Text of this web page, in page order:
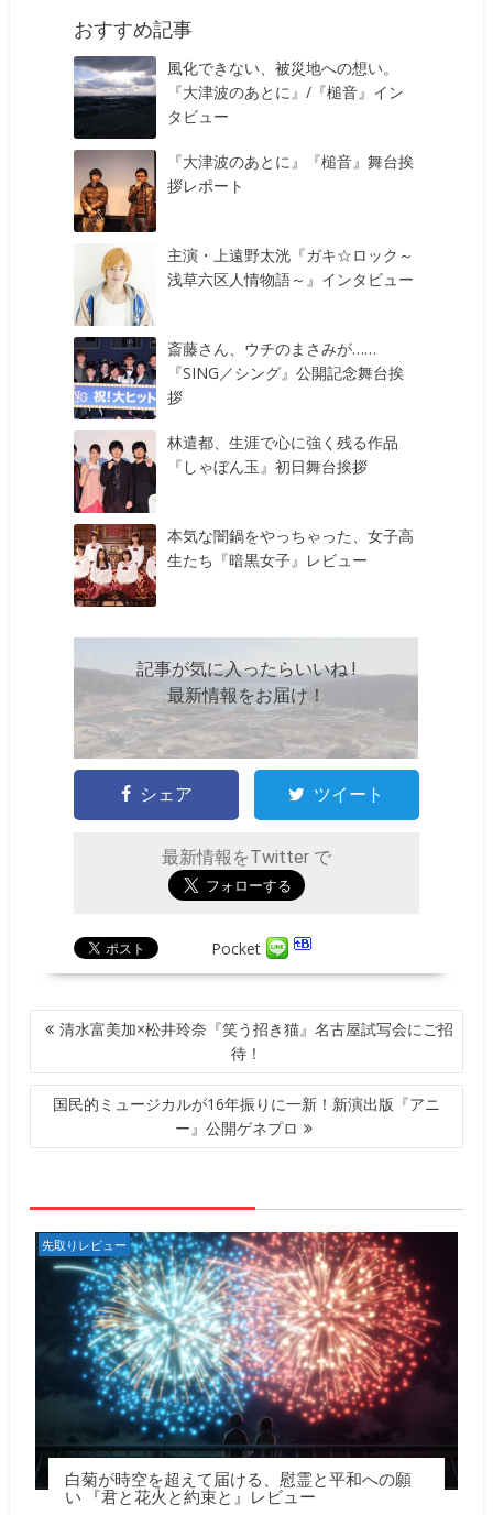
おすすめ記事
風化できない、被災地への想い。
『大津波のあとに』/『槌音』イン
タビュー
『大津波のあとに』『槌音』舞台挨
拶レポート
主演・上遠野太洸『ガキ☆ロック～
浅草六区人情物語～』インタビュー
斎藤さん、ウチのまさみが……
『SING／シング』公開記念舞台挨
拶
林遣都、生涯で心に強く残る作品
『しゃぼん玉』初日舞台挨拶
本気な闇鍋をやっちゃった、女子高
生たち『暗黒女子』レビュー
記事が気に入ったらいいね !
最新情報をお届け！
シェア ツイート
最新情報をTwitter で
Pocket
投
ナ
ビ
ー
ン
清水富美加×松井玲奈『笑う招き猫』名古屋試写会にご招
待！
国民的ミュージカルが16年振りに一新！新演出版『アニ
ー』公開ゲネプロ
先取りレビュー
白菊が時空を超えて届ける、慰霊と平和への願
い 『君と花火と約束と』レビュー